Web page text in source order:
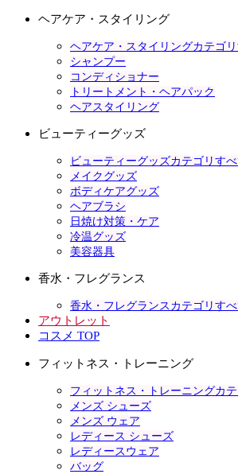
ヘアケア・スタイリング
ヘアケア・スタイリングカテゴ
シャンプー
コンディショナー
トリートメント・ヘアパック
ヘアスタイリング
ビューティーグッズ
ビューティーグッズカテゴリす
メイクグッズ
ボディケアグッズ
ヘアブラシ
日焼け対策・ケア
冷温グッズ
美容器具
香水・フレグランス
香水・フレグランスカテゴリす
アウトレット
コスメ TOP
フィットネス・トレーニング
フィットネス・トレーニングカ
メンズ シューズ
メンズ ウェア
レディース シューズ
レディースウェア
バッグ